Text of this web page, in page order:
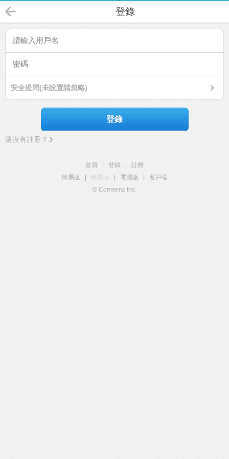
登錄
安全提問(未設置請忽略)
登錄
還沒有註冊？
首頁 登錄
註冊
簡易版
觸屏版 電腦版
客戶端
© Comsenz Inc.